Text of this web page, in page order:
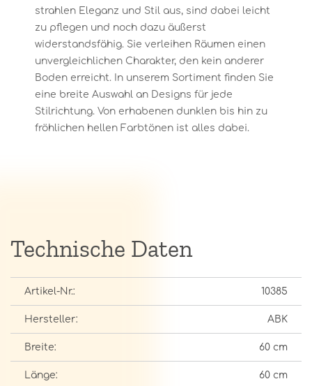
strahlen Eleganz und Stil aus, sind dabei leicht
zu pflegen und noch dazu äußerst
widerstandsfähig. Sie verleihen Räumen einen
unvergleichlichen Charakter, den kein anderer
Boden erreicht. In unserem Sortiment finden Sie
eine breite Auswahl an Designs für jede
Stilrichtung. Von erhabenen dunklen bis hin zu
fröhlichen hellen Farbtönen ist alles dabei.
Technische Daten
Artikel-Nr.: 10385
Hersteller: ABK
Breite: 60 cm
Länge: 60 cm